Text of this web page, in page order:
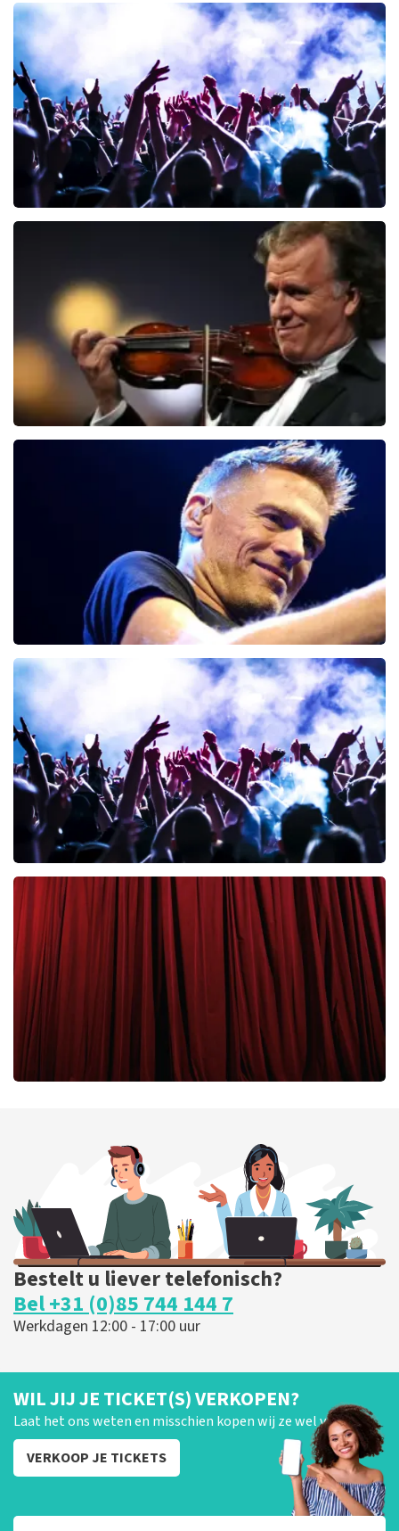
Teddy Swims
BESTEL NU
BESTEL NU
Bryan Adams
BESTEL NU
milk inc
43
BESTEL NU
Bestelt u liever telefonisch?
Bel +31 (0)85 744 144 7
Werkdagen 12:00 - 17:00 uur
WIL JIJ JE TICKET(S) VERKOPEN?
Laat het ons weten en misschien kopen wij ze wel van je!
VERKOOP JE TICKETS